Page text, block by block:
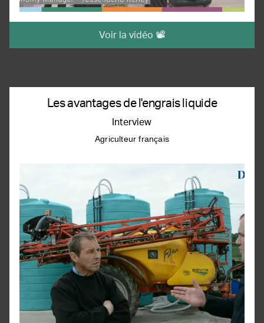
Voir la vidéo 📽️
Les avantages de l'engrais liquide
Interview
Agriculteur français